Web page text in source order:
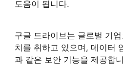
도움이 됩니다.
구글 드라이브는 글로벌 기
치를 취하고 있으며, 데이터
과 같은 보안 기능을 제공합